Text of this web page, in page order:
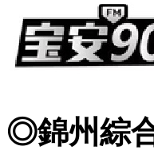
◎錦州綜